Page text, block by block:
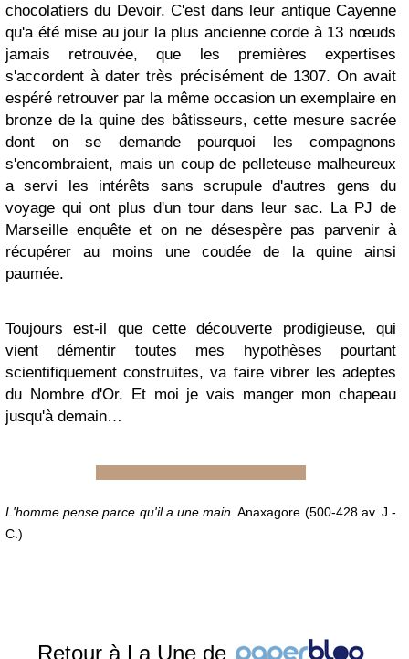
chocolatiers du Devoir. C'est dans leur antique Cayenne
qu'a été mise au jour la plus ancienne corde à 13 nœuds
jamais retrouvée, que les premières expertises
s'accordent à dater très précisément de 1307. On avait
espéré retrouver par la même occasion un exemplaire en
bronze de la quine des bâtisseurs, cette mesure sacrée
dont on se demande pourquoi les compagnons
s'encombraient, mais un coup de pelleteuse malheureux
a servi les intérêts sans scrupule d'autres gens du
voyage qui ont plus d'un tour dans leur sac. La PJ de
Marseille enquête et on ne désespère pas parvenir à
récupérer au moins une coudée de la quine ainsi
paumée.
Toujours est-il que cette découverte prodigieuse, qui
vient démentir toutes mes hypothèses pourtant
scientifiquement construites, va faire vibrer les adeptes
du Nombre d'Or. Et moi je vais manger mon chapeau
jusqu'à demain…
L'homme pense parce qu'il a une main. Anaxagore (500-428 av. J.-
C.)
Retour à La Une de